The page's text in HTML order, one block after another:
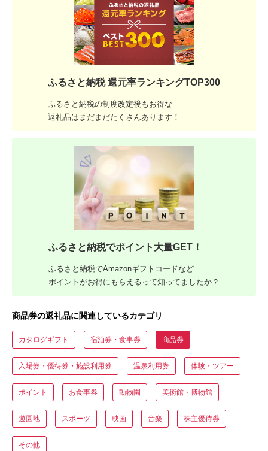
ふるさと納税 還元率ランキングTOP300
ふるさと納税の制度改定後もお得な
返礼品はまだまだたくさんあります！
ふるさと納税でポイント大量GET！
ふるさと納税でAmazonギフトコードなど
ポイントがお得にもらえるって知ってましたか？
商品券の返礼品に関連しているカテゴリ
カタログギフト 宿泊券・食事券 商品券
入場券・優待券・施設利用券 温泉利用券 体験・ツアー
ポイント お食事券 動物園 美術館・博物館
遊園地 スポーツ 映画 音楽 株主優待券
その他